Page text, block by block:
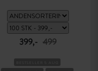
399,- 499